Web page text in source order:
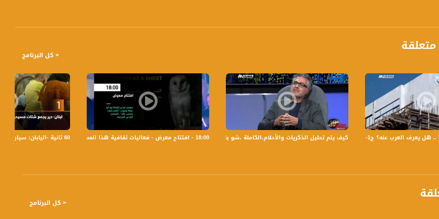
< كل البرنامج
60 ثانية -اليابان: سيارة طائرة تحلق في الهواء لمدة دقيقة في أول اختبار تم بنجاح،07.8.2019 18:00 - افتتاح معرض - فعاليات ثقافية هذا المساء - 05.08.2019-قناة مساواة كيف يتم تحليل الذكريات والأحلام،الكاملة ،شو بالبلد-26.4.2018- قناة مساواة الفضائية
< كل البرنامج